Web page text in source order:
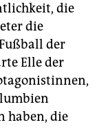
die
die
der
Elle der
haben, die